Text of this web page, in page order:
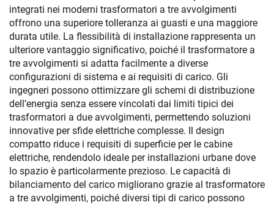
integrati nei moderni trasformatori a tre avvolgimenti
offrono una superiore tolleranza ai guasti e una maggiore
durata utile. La flessibilità di installazione rappresenta un
ulteriore vantaggio significativo, poiché il trasformatore a
tre avvolgimenti si adatta facilmente a diverse
configurazioni di sistema e ai requisiti di carico. Gli
ingegneri possono ottimizzare gli schemi di distribuzione
dell’energia senza essere vincolati dai limiti tipici dei
trasformatori a due avvolgimenti, permettendo soluzioni
innovative per sfide elettriche complesse. Il design
compatto riduce i requisiti di superficie per le cabine
elettriche, rendendolo ideale per installazioni urbane dove
lo spazio è particolarmente prezioso. Le capacità di
bilanciamento del carico migliorano grazie al trasformatore
a tre avvolgimenti, poiché diversi tipi di carico possono